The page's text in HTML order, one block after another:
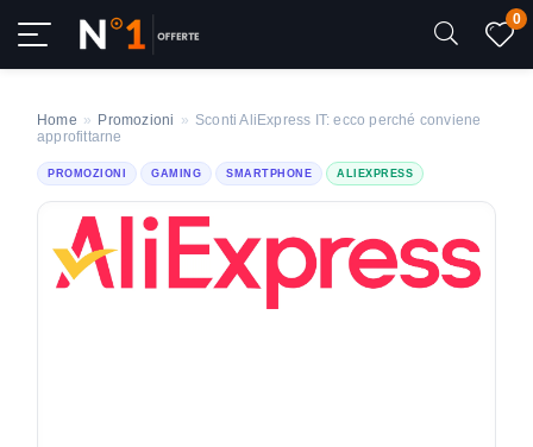
0
Home » Promozioni » Sconti AliExpress IT: ecco perché conviene
approfittarne
PROMOZIONI GAMING SMARTPHONE ALIEXPRESS